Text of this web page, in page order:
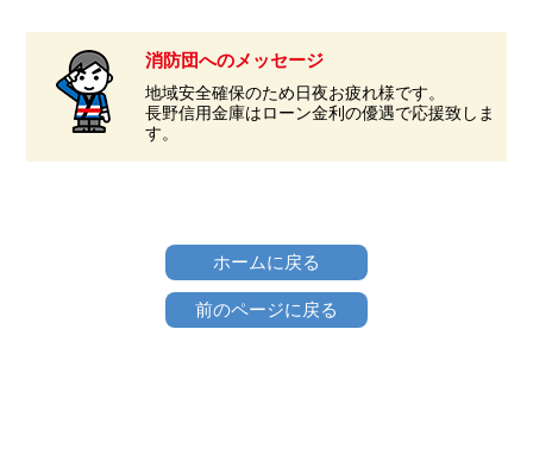
消防団へのメッセージ
地域安全確保のため日夜お疲れ様です。
長野信用金庫はローン金利の優遇で応援致しま
す。
ホームに戻る
前のページに戻る